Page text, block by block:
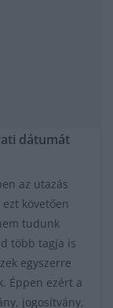
dátumát
az utazás
követően
tudunk
több tagja is
egyszerre
Éppen ezért a
jogosítvány,